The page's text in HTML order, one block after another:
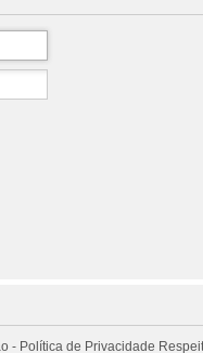
- Política de Privacidade